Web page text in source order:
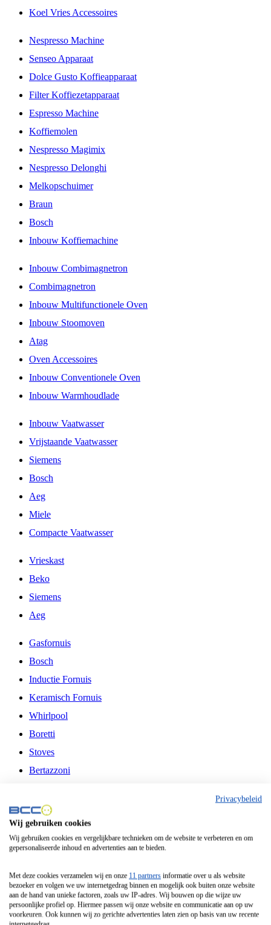
Koel Vries Accessoires
Nespresso Machine
Senseo Apparaat
Dolce Gusto Koffieapparaat
Filter Koffiezetapparaat
Espresso Machine
Koffiemolen
Nespresso Magimix
Nespresso Delonghi
Melkopschuimer
Braun
Bosch
Inbouw Koffiemachine
Inbouw Combimagnetron
Combimagnetron
Inbouw Multifunctionele Oven
Inbouw Stoomoven
Atag
Oven Accessoires
Inbouw Conventionele Oven
Inbouw Warmhoudlade
Inbouw Vaatwasser
Vrijstaande Vaatwasser
Siemens
Bosch
Aeg
Miele
Compacte Vaatwasser
Vrieskast
Beko
Siemens
Aeg
Gasfornuis
Bosch
Inductie Fornuis
Keramisch Fornuis
Whirlpool
Boretti
Stoves
Bertazzoni
Fitelli
Airfryer
Frituurpan
Contactgrill
Broodbakmachine
Broodrooster
Privacybeleid
Wij gebruiken cookies
Wij gebruiken cookies en vergelijkbare technieken om de website te verbeteren en om
gepersonaliseerde inhoud en advertenties aan te bieden.
Met deze cookies verzamelen wij en onze 11 partners informatie over u als website
bezoeker en volgen we uw internetgedrag binnen en mogelijk ook buiten onze website
aan de hand van unieke factoren, zoals uw IP-adres. Wij bouwen op die wijze uw
persoonlijke profiel op. Hiermee passen wij onze website en communicatie aan op uw
voorkeuren. Ook kunnen wij zo gerichte advertenties laten zien op basis van uw recente